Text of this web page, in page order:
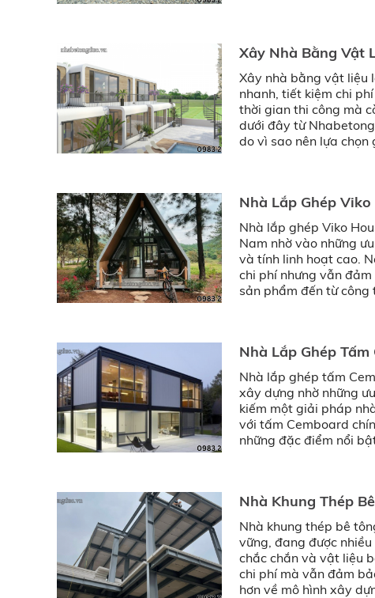
Xây Nhà Bằng Vật
Xây nhà bằng vật liệu
nhanh, tiết kiệm chi
thời gian thi công mà
dưới đây từ
do vì sao nên lựa
Nhà Lắp Ghép
Nhà lắp ghép Viko
Nam nhờ vào những
và tính linh hoạt cao.
chi phí nhưng vẫn
sản phẩm đến từ
Nhà Lắp Ghép
Nhà lắp ghép tấm
xây dựng nhờ những
kiếm một giải pháp
với tấm Cemboard
những đặc điểm nổi
Nhà Khung Thép
Nhà khung thép bê
vững, đang được
chắc chắn và vật liệu
chi phí mà vẫn đảm
hơn về mô hình xây